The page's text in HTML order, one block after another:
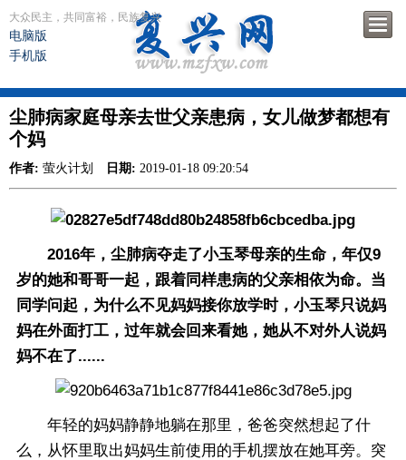
大众民主，共同富裕，民族复兴
电脑版
手机版
尘肺病家庭母亲去世父亲患病，女儿做梦都想有
个妈
作者: 萤火计划 日期: 2019-01-18 09:20:54
2016年，尘肺病夺走了小玉琴母亲的生命，年仅9
岁的她和哥哥一起，跟着同样患病的父亲相依为命。当
同学问起，为什么不见妈妈接你放学时，小玉琴只说妈
妈在外面打工，过年就会回来看她，她从不对外人说妈
妈不在了......
年轻的妈妈静静地躺在那里，爸爸突然想起了什
么，从怀里取出妈妈生前使用的手机摆放在她耳旁。突